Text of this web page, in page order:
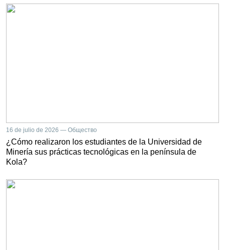
16 de julio de 2026 — Общество
¿Cómo realizaron los estudiantes de la Universidad de
Minería sus prácticas tecnológicas en la península de
Kola?